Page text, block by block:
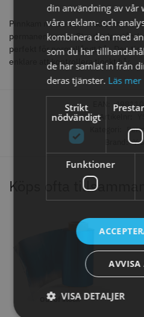
Pinnkam med en tandrad som är
permanentspole. Standardavstånd
perfekt för normallångt hår. Den
enklare att kontrollera tjockt hår.
Artikelnr:
Brand:
Köps ofta tillsammans
Out of stock
STORSÄLJARE
WAHL - Super Close
Info Köp
din användning av vår
våra reklam- och
kombinera den med
som du har
de har samlat in från
deras tjänster. Läs mer
Strikt
nödvändigt
Funktioner
AVVISA
VISA DETALJER